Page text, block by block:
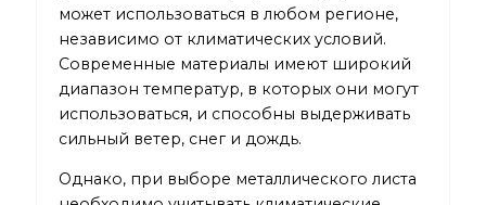
может использоваться в любом регионе,
независимо от климатических условий.
Современные материалы имеют широкий
диапазон температур, в которых они могут
использоваться, и способны выдерживать
сильный ветер, снег и дождь.
Однако, при выборе металлического листа